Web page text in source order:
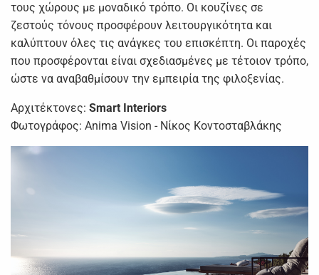
τους χώρους με μοναδικό τρόπο. Οι κουζίνες σε
ζεστούς τόνους προσφέρουν λειτουργικότητα και
καλύπτουν όλες τις ανάγκες του επισκέπτη. Οι παροχές
που προσφέρονται είναι σχεδιασμένες με τέτοιον τρόπο,
ώστε να αναβαθμίσουν την εμπειρία της φιλοξενίας.
Αρχιτέκτονες: Smart Interiors
Φωτογράφος: Anima Vision - Νίκος Κοντοσταβλάκης